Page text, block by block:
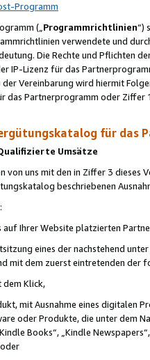
Programm
(„Programmrichtlinien“)
verwendete und
Die Rechte und Pflichten
IP-Lizenz für das
der Vereinbarung wird hiermit
das Partnerprogramm oder
für das
Umsätze
von uns mit den in Ziffer 3
beschriebenen
:
Ihrer Website platzierten
eines der nachstehend
mit dem zuerst eintretenden der
Klick,
mit Ausnahme eines digitalen
oder Produkte, die unter dem
Books“, „Kindle